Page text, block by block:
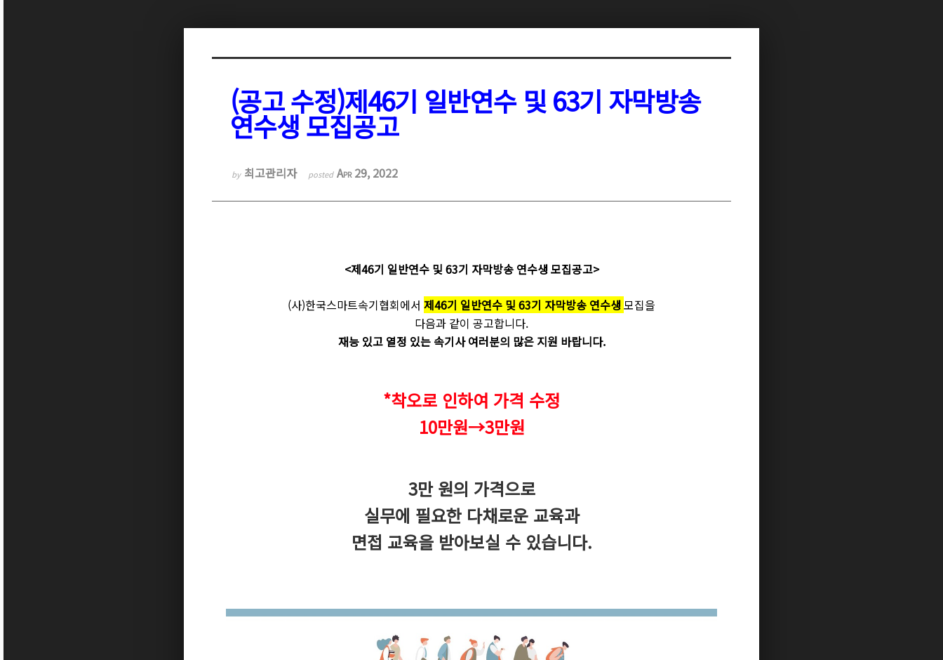
(공고 수정)제46기 일반연수 및 63기 자막방송
연수생 모집공고
by 최고관리자 posted Apr 29, 2022
<제46기 일반연수 및 63기 자막방송 연수생 모집공고>
(사)한국스마트속기협회에서 제46기 일반연수 및 63기 자막방송 연수생모집을
다음과 같이 공고합니다.
재능 있고 열정 있는 속기사 여러분의 많은 지원 바랍니다.
*착오로 인하여 가격 수정
10만원→3만원
3만 원의 가격으로
실무에 필요한 다채로운 교육과
면접 교육을 받아보실 수 있습니다.
Sketchbook5, 스케치북5